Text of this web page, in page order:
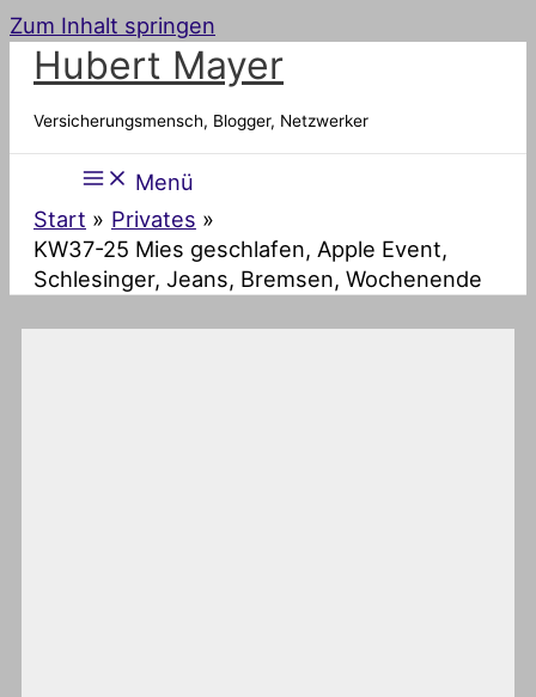
Zum Inhalt springen
Hubert Mayer
Versicherungsmensch, Blogger, Netzwerker
Menü
Start
Privates
KW37-25 Mies geschlafen, Apple Event,
Schlesinger, Jeans, Bremsen, Wochenende